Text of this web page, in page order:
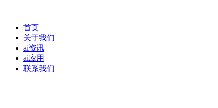
首页
关于我们
ai资讯
ai应用
联系我们